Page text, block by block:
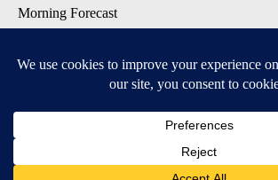
Morning Forecast
Contests & Promotions
DOWNLOAD OUR APPS